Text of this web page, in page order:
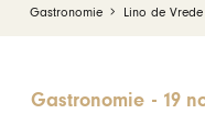
Gastronomie Lino de
Gastronomie - 19